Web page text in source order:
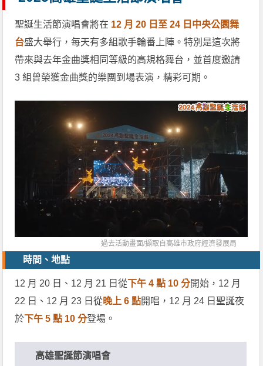
聖誕生活節演唱會將在 12 月 20 日至 24 日中央公園舞
台盛大舉行，每天有多組歌手輪番上陣。特別是這次將
帶來與去年金曲獎相同等級的高規格舞台，並首度邀請
3 組曾榮獲金曲獎的樂團到場表演，精彩可期。
過去活動畫面/擷取自 高雄市政府經濟發展局
時間、地點
12 月 20 日、12 月 21 日從下午 4 點 10 分開始，12 月
22 日、12 月 23 日從晚上 6 點開唱，12 月 24 日聖誕夜
於下午 5 點 10 分登場。
高雄聖誕節演唱會